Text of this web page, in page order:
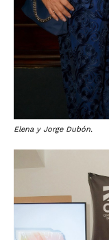
Elena y Jorge Dubón.